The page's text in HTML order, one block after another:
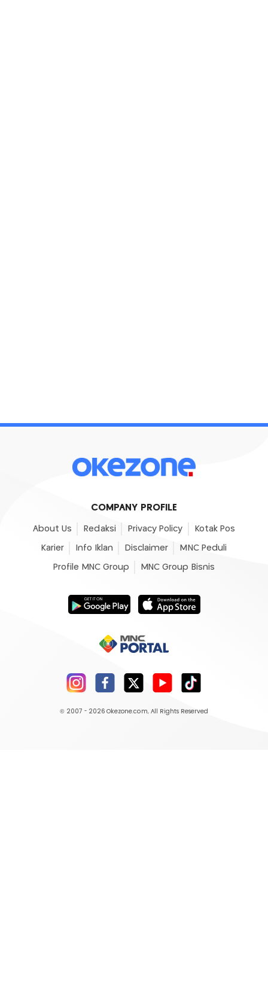
COMPANY PROFILE
About Us Redaksi Privacy Policy Kotak Pos
Karier Info Iklan Disclaimer MNC Peduli
Profile MNC Group MNC Group Bisnis
© 2007 - 2026 Okezone.com, All Rights Reserved